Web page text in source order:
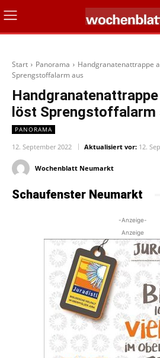
Start Panorama
Handgranatenattrappe
Sprengstoffalarm aus
löst Sprengstoffalarm
PANORAMA
12. September 2022 Aktualisiert vor: 12.
Wochenblatt Neumarkt
Schaufenster Neumarkt
-Anzeige-
Anzeige